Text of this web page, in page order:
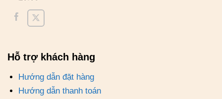
Hỗ trợ khách hàng
Hướng dẫn đặt hàng
Hướng dẫn thanh toán